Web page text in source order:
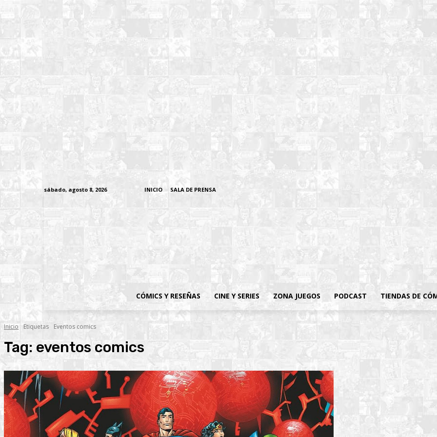
sábado, agosto 8, 2026 INICIO SALA DE PRENSA
CÓMICS Y RESEÑAS CINE Y SERIES ZONA JUEGOS PODCAST TIENDAS DE
Inicio Etiquetas Eventos comics
Tag: eventos comics